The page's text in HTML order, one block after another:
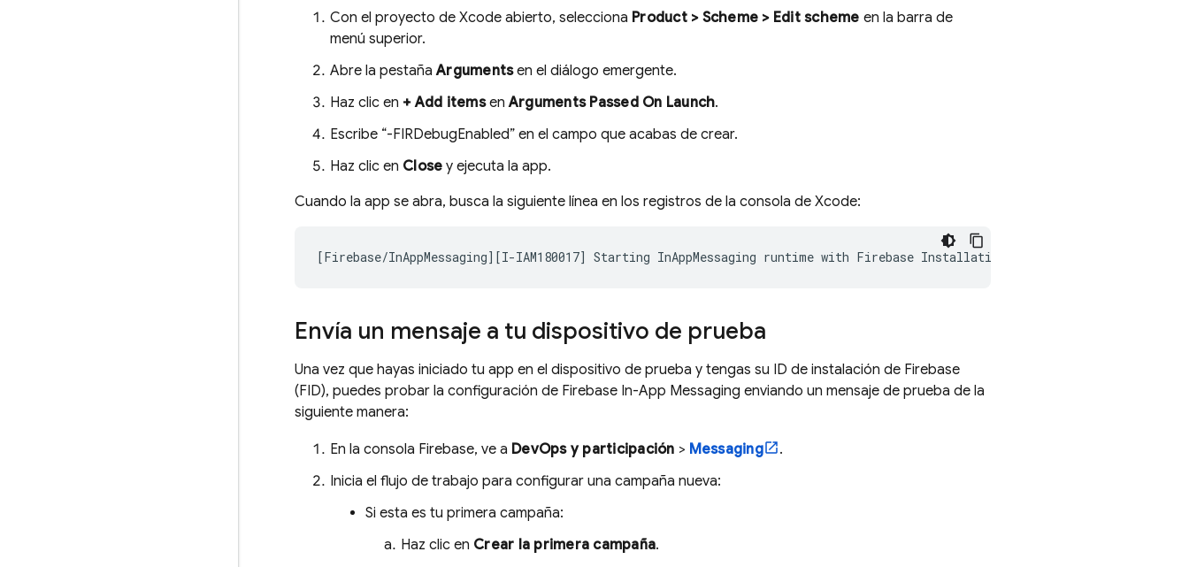
Con el proyecto de Xcode abierto, selecciona Product > Scheme > Edit scheme en la barra de
menú superior.
Abre la pestañaArgumentsen el diálogo emergente.
Haz clic en + Add itemsenArguments Passed On Launch.
Escribe “-FIRDebugEnabled” en el campo que acabas de crear.
Haz clic en Close y ejecuta la app.
Cuando la app se abra, busca la siguiente línea en los registros de la consola de Xcode:
Envía un mensaje a tu dispositivo de prueba
Una vez que hayas iniciado tu app en el dispositivo de prueba y tengas su ID de instalación de Firebase
(FID), puedes probar la configuración de Firebase In-App Messaging enviando un mensaje de prueba de la
siguiente manera:
En la consola Firebase, ve a DevOps y participación > Messaging
.
Inicia el flujo de trabajo para configurar una campaña nueva:
Si esta es tu primera campaña:
Haz clic en Crear la primera campaña.